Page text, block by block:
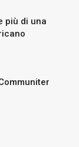
più di una